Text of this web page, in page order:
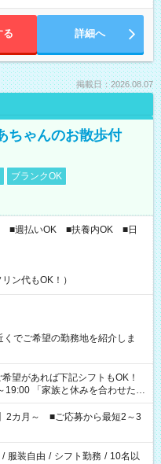
る 詳細へ
掲載日：2026.08.07
ちゃんのお散歩付
ブランクOK
■週払いOK ■扶養内OK ■日
ン代もOK！）
でご希望の勤務地を紹介しま
合わせた
がしたい」 「できれば残業はし
いね。 ※Wワーク希望
る勤務時間と、もう1つのお仕事
超える場合は応募できません。
2カ月～ ■ご応募から最短2～3
/ 服装自由 / シフト勤務 / 10名以